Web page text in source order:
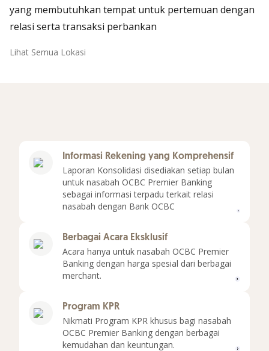
yang membutuhkan tempat untuk pertemuan dengan
relasi serta transaksi perbankan
Lihat Semua Lokasi
Informasi Rekening yang Komprehensif
Laporan Konsolidasi disediakan setiap bulan
untuk nasabah OCBC Premier Banking
sebagai informasi terpadu terkait relasi
nasabah dengan Bank OCBC
Berbagai Acara Eksklusif
Acara hanya untuk nasabah OCBC Premier
Banking dengan harga spesial dari berbagai
merchant.
Program KPR
Nikmati Program KPR khusus bagi nasabah
OCBC Premier Banking dengan berbagai
kemudahan dan keuntungan.